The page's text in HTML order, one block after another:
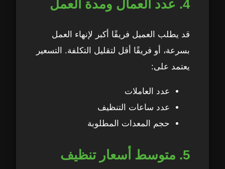
4. عدد العمال ومدة العمل
قد يطلب العميل فريقًا أكبر لإنهاء العمل
بسرعة، أو فريقًا أقل لتقليل التكلفة. التسعير
يعتمد على:
عدد العاملات
عدد ساعات التنظيف
حجم المعدات المطلوبة
5. متوسط أسعار تنظيف